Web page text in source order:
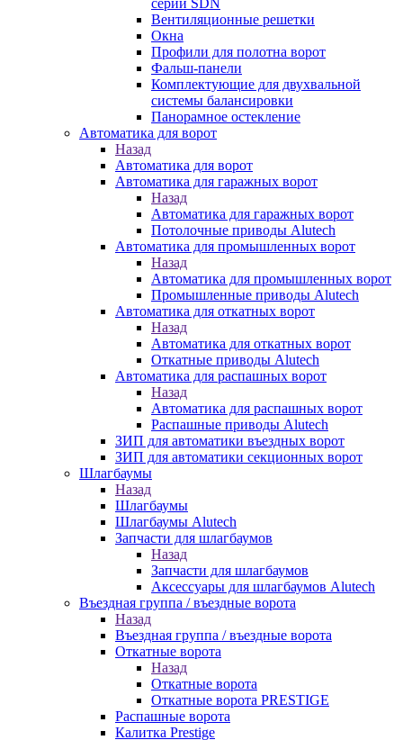
серии SDN
Вентиляционные решетки
Окна
Профили для полотна ворот
Фальш-панели
Комплектующие для двухвальной
системы балансировки
Панорамное остекление
Автоматика для ворот
Назад
Автоматика для ворот
Автоматика для гаражных ворот
Назад
Автоматика для гаражных ворот
Потолочные приводы Alutech
Автоматика для промышленных ворот
Назад
Автоматика для промышленных ворот
Промышленные приводы Alutech
Автоматика для откатных ворот
Назад
Автоматика для откатных ворот
Откатные приводы Alutech
Автоматика для распашных ворот
Назад
Автоматика для распашных ворот
Распашные приводы Alutech
ЗИП для автоматики въездных ворот
ЗИП для автоматики секционных ворот
Шлагбаумы
Назад
Шлагбаумы
Шлагбаумы Alutech
Запчасти для шлагбаумов
Назад
Запчасти для шлагбаумов
Аксессуары для шлагбаумов Alutech
Въездная группа / въездные ворота
Назад
Въездная группа / въездные ворота
Откатные ворота
Назад
Откатные ворота
Откатные ворота PRESTIGE
Распашные ворота
Калитка Prestige